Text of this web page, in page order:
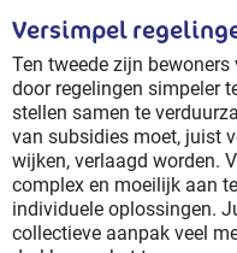
Versimpel
Ten tweede zijn
door regelingen simpeler
stellen samen te
van subsidies moet, juist
wijken, verlaagd worden.
complex en moeilijk aan
individuele oplossingen.
collectieve aanpak veel